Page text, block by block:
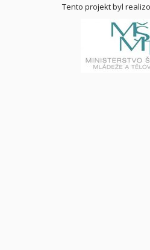
Tento projekt byl